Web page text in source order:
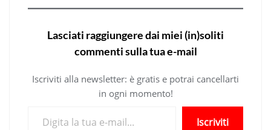
Lasciati raggiungere dai miei (in)soliti
commenti sulla tua e-mail
Iscriviti alla newsletter: è gratis e potrai cancellarti
in ogni momento!
Iscriviti